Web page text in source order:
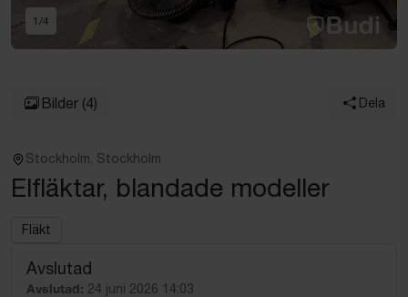
1 /4
Bilder (4) Dela
Stockholm, Stockholm
Elfläktar, blandade modeller
Fläkt
Avslutad
Avslutad: 24 juni 2026 14:03